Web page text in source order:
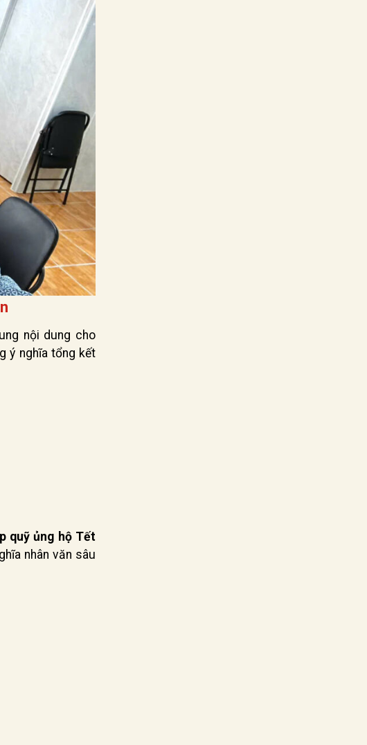
nội dung cho
ý nghĩa tổng kết
quỹ ủng hộ Tết
nhân văn sâu